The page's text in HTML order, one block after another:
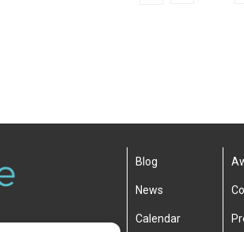
Blog
News
Calendar